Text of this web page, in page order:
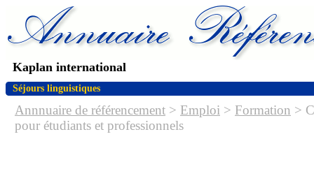
Kaplan international
Séjours linguistiques
Annnuaire de référencement > Emploi > Formation >
pour étudiants et professionnels